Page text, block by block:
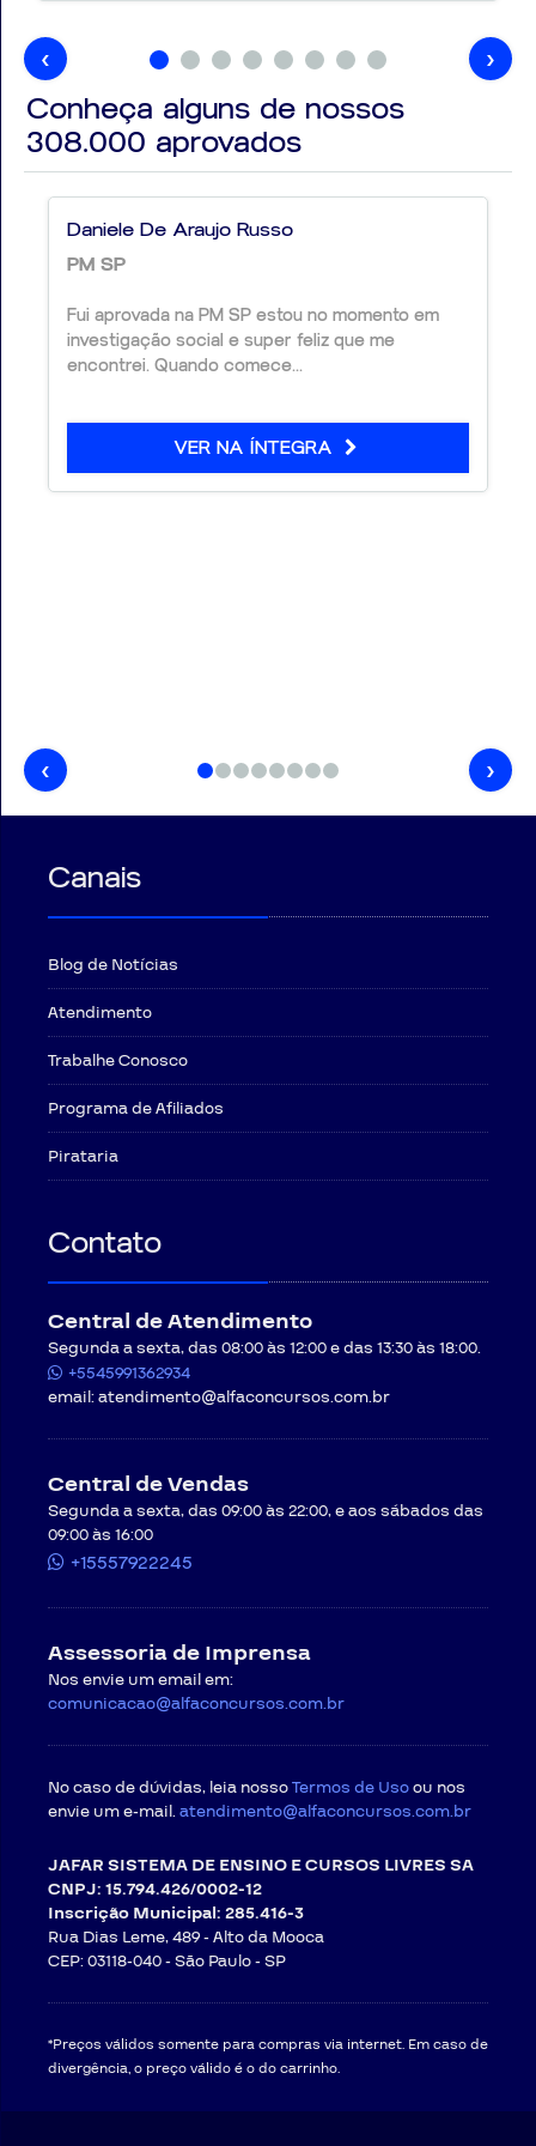
🎯 Diferenciais do Material
Conteúdoatualizado para o concurso do IFCE
Foco nostópicos mais cobrados
Linguagem clara e objetiva
Ideal parainiciantes e revisões estratégicas
Aproveite ao máximo seu material e mantenha o foco
na sua aprovação.
‹
›
Conheça alguns de nossos
308.000 aprovados
Daniele De Araujo Russo
PM SP
Fui aprovada na PM SP estou no momento em
investigação social e super feliz que me
encontrei. Quando comece...
VER NA ÍNTEGRA
‹ ›
Canais
Blog de Notícias
Atendimento
Trabalhe Conosco
Programa de Afiliados
Pirataria
Contato
Central de Atendimento
Segunda a sexta, das 08:00 às 12:00 e das 13:30 às 18:00.
+5545991362934
email:atendimento@alfaconcursos.com.br
Central de Vendas
Segunda a sexta, das 09:00 às 22:00, e aos sábados das
09:00 às 16:00
+15557922245
Assessoria de Imprensa
Nos envie um email em:
comunicacao@alfaconcursos.com.br
No caso de dúvidas, leia nossoTermos de Usoou nos
envie um e-mail.atendimento@alfaconcursos.com.br
JAFAR SISTEMA DE ENSINO E CURSOS LIVRES SA
CNPJ: 15.794.426/0002-12
Inscrição Municipal: 285.416-3
Rua Dias Leme, 489 - Alto da Mooca
CEP: 03118-040 -São Paulo - SP
*Preços válidos somente para compras via internet. Em caso de
divergência, o preço válido é o do carrinho.